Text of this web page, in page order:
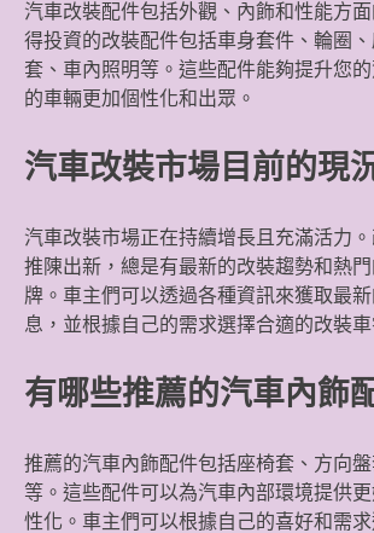
汽車改裝配件包括外觀、內飾和性能方
得投資的改裝配件包括車身套件、輪圈
套、車內照明等。這些配件能夠提升您
的車輛更加個性化和出眾。
汽車改裝市場目前的現
汽車改裝市場正在持續增長且充滿活力
推陳出新，總是有最新的改裝趨勢和熱
牌。車主們可以透過各種資訊來獲取最
息，並根據自己的需求選擇合適的改裝車
有哪些推薦的汽車內飾
推薦的汽車內飾配件包括座椅套、方向
等。這些配件可以為汽車內部環境提供
性化。車主們可以根據自己的喜好和需